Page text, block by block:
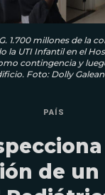
1.700 millones de la
la UTI Infantil en el
contingencia y
Foto: Dolly
PAÍS
de